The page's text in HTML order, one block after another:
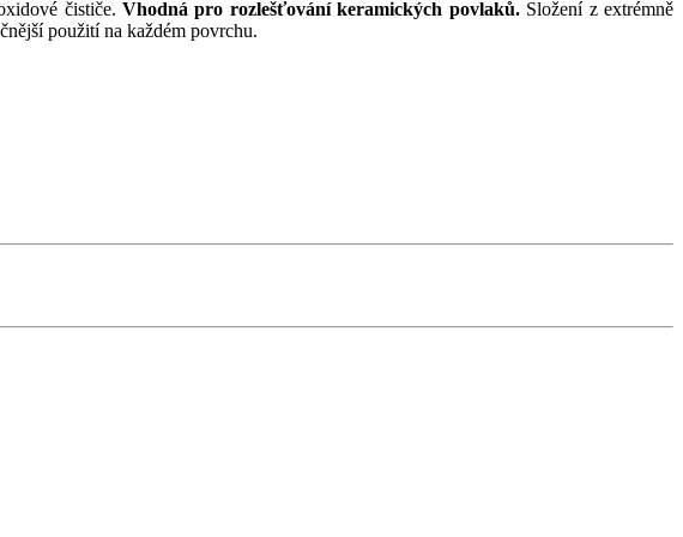
čističe. Vhodná pro rozlešťování keramických povlaků.Složení z extrémně
použití na každém povrchu.